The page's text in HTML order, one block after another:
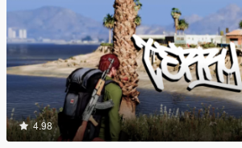
4.98